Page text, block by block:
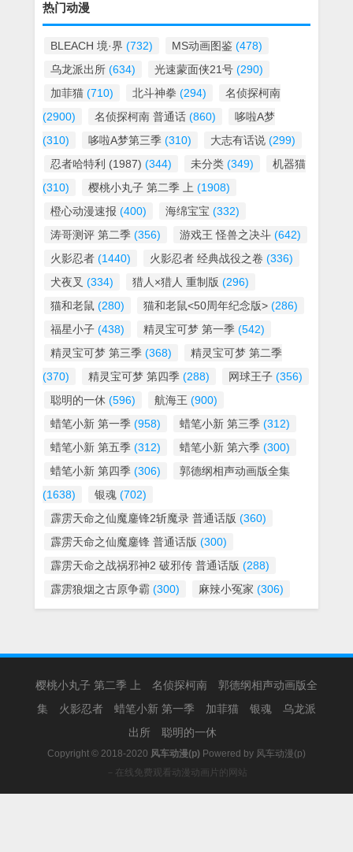
热门动漫
BLEACH 境·界 (732) MS动画图鉴 (478)
乌龙派出所 (634) 光速蒙面侠21号 (290)
加菲猫 (710) 北斗神拳 (294)
名侦探柯南
(2900)
名侦探柯南 普通话 (860)
哆啦A梦
(310)
哆啦A梦第三季 (310) 大志有话说 (299)
忍者哈特利 (1987) (344) 未分类 (349)
机器猫
(310)
樱桃小丸子 第二季 上 (1908)
橙心动漫速报 (400) 海绵宝宝 (332)
涛哥测评 第二季 (356) 游戏王 怪兽之决斗 (642)
火影忍者 (1440) 火影忍者 经典战役之卷 (336)
犬夜叉 (334) 猎人×猎人 重制版 (296)
猫和老鼠 (280) 猫和老鼠<50周年纪念版> (286)
福星小子 (438) 精灵宝可梦 第一季 (542)
精灵宝可梦 第三季 (368)
精灵宝可梦 第二季
(370)
精灵宝可梦 第四季 (288) 网球王子 (356)
聪明的一休 (596) 航海王 (900)
蜡笔小新 第一季 (958) 蜡笔小新 第三季 (312)
蜡笔小新 第五季 (312) 蜡笔小新 第六季 (300)
蜡笔小新 第四季 (306)
郭德纲相声动画版全集
(1638)
银魂 (702)
霹雳天命之仙魔鏖锋2斩魔录 普通话版 (360)
霹雳天命之仙魔鏖锋 普通话版 (300)
霹雳天命之战祸邪神2 破邪传 普通话版 (288)
霹雳狼烟之古原争霸 (300) 麻辣小冤家 (306)
樱桃小丸子 第二季 上 名侦探柯南
郭德纲相声动画版全
集
火影忍者 蜡笔小新 第一季 加菲猫 银魂
乌龙派
出所
聪明的一休
Copyright © 2018-2020 风车动漫(p) Powered by 风车动漫(p)
－在线免费观看动漫动画片的网站